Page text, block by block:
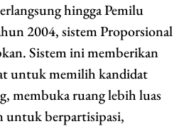
hingga Pemilu
2004, sistem Proporsional
Sistem ini memberikan
untuk memilih kandidat
membuka ruang lebih luas
untuk berpartisipasi,